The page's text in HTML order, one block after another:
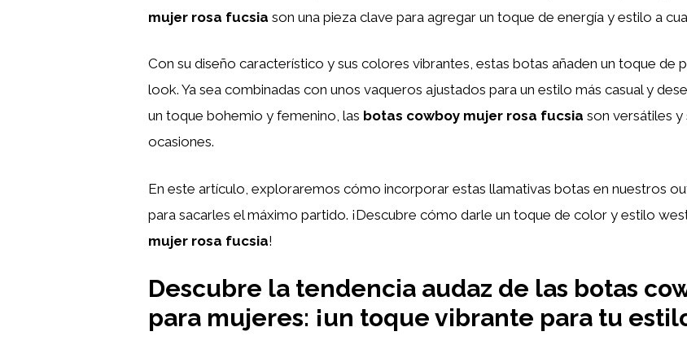
mujer rosa fucsia son una pieza clave para agregar un toque de energía y estilo a
Con su diseño característico y sus colores vibrantes, estas botas añaden un toque de
look. Ya sea combinadas con unos vaqueros ajustados para un estilo más casual y
un toque bohemio y femenino, las botas cowboy mujer rosa fucsia son versátiles
ocasiones.
En este artículo, exploraremos cómo incorporar estas llamativas botas en nuestros
para sacarles el máximo partido. ¡Descubre cómo darle un toque de color y estilo
mujer rosa fucsia!
Descubre la tendencia audaz de las botas
para mujeres: ¡un toque vibrante para tu